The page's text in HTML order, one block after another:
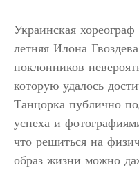
Украинская
летняя Илона
поклонников
которую удалось
Танцорка публично
успеха и
что решиться на
образ жизни можно